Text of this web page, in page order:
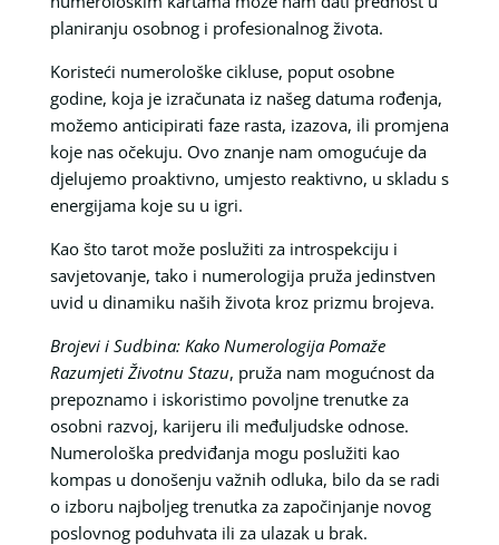
planiranju osobnog i profesionalnog života.
Koristeći numerološke cikluse, poput osobne
godine, koja je izračunata iz našeg datuma rođenja,
možemo anticipirati faze rasta, izazova, ili promjena
koje nas očekuju. Ovo znanje nam omogućuje da
djelujemo proaktivno, umjesto reaktivno, u skladu s
energijama koje su u igri.
Kao što tarot može poslužiti za introspekciju i
savjetovanje, tako i numerologija pruža jedinstven
uvid u dinamiku naših života kroz prizmu brojeva.
Brojevi i Sudbina: Kako Numerologija Pomaže
Razumjeti Životnu Stazu, pruža nam mogućnost da
prepoznamo i iskoristimo povoljne trenutke za
osobni razvoj, karijeru ili međuljudske odnose.
Numerološka predviđanja mogu poslužiti kao
kompas u donošenju važnih odluka, bilo da se radi
o izboru najboljeg trenutka za započinjanje novog
poslovnog poduhvata ili za ulazak u brak.